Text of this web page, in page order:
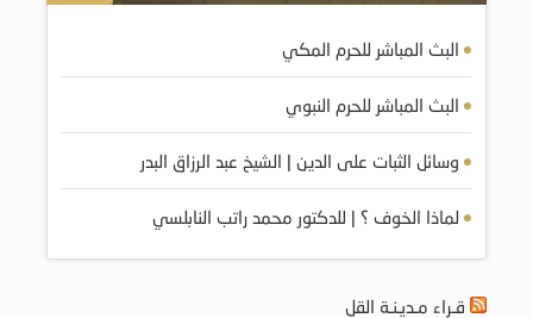
البث المباشر للحرم المكي
البث المباشر للحرم النبوي
وسائل الثبات على الدين | الشيخ عبد الرزاق البدر
لماذا الخوف ؟ | للدكتور محمد راتب النابلسي
قـراء مـديـنـة القل